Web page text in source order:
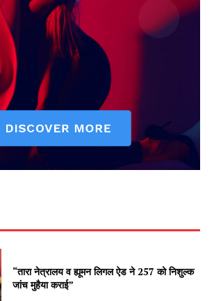
“तारा नेत्रालय व ह्यूमन लिगल ऐड ने 257 को निशुल्क
जांच मुहैया कराई”